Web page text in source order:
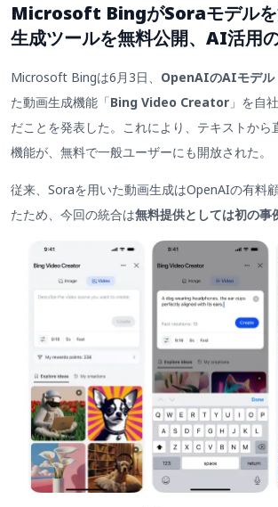
Microsoft BingがSoraモデルを
生成ツールを無料公開、AI活用
Microsoft Bingは6月3日、 OpenAIのAIモデル
た動画生成機能「Bing Video Creator 」を自
だことを発表した。これにより、テキストから
機能が、無料で一般ユーザーにも開放された。
従来、Soraを用いた動画生成はOpenAIの有料
たため、今回の統合は無料提供としては初の事